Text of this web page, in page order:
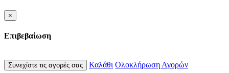
×
Επιβεβαίωση
Συνεχίστε τις αγορές σας Καλάθι Ολοκλήρωση Αγορών